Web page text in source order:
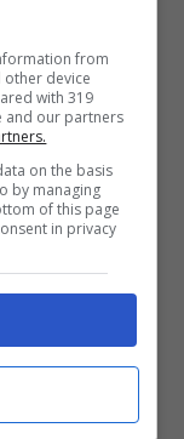
può
dal
con altre
Invece per
periodo
migliore
from
other device
with 319
and our partners
on the basis
by managing
of this page
in privacy